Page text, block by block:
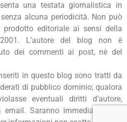
una testata giornalistica in
alcuna periodicità. Non può
prodotto editoriale ai sensi della
L’autore del blog non è
dei commenti ai post, nè del
in questo blog sono tratti da
di pubblico dominio; qualora
eventuali diritti d’autore,
Saranno immediatamente